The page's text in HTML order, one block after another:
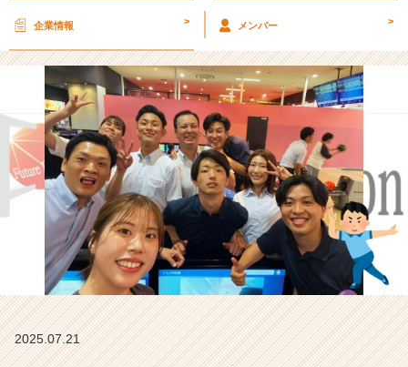
っ
た
夜
【株
式
会
社
フ
ュ
ー
チ
ャ
ー・
企業情報 > メンバー >
2025.07.21